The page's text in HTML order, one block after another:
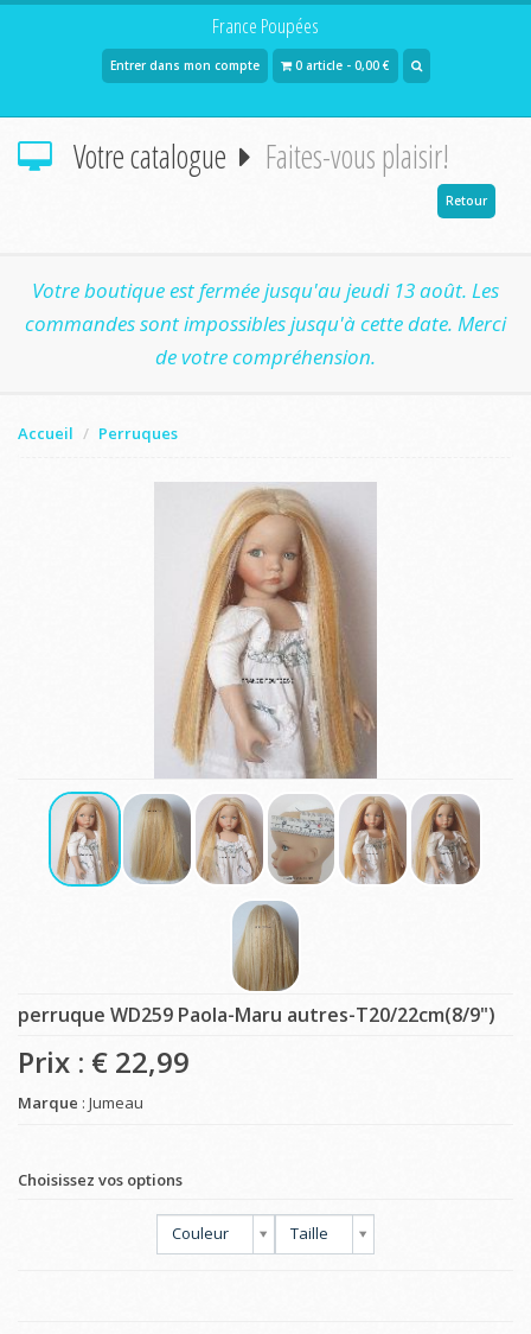
France Poupées
Entrer dans mon compte 0 article - 0,00 €
Votre catalogue Faites-vous plaisir!
Retour
Votre boutique est fermée jusqu'au jeudi 13 août. Les
commandes sont impossibles jusqu'à cette date. Merci
de votre compréhension.
Accueil Perruques
perruque WD259 Paola-Maru autres-T20/22cm(8/9")
Prix : € 22,99
Marque : Jumeau
Choisissez vos options
Couleur Taille